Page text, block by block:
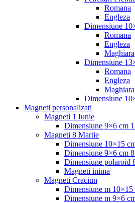
Romana
Engleza
Dimensiune
Romana
Engleza
Maghiara
Dimensiune
Romana
Engleza
Maghiara
Dimensiune
Magneti personalizati
Magneti 1 Iunie
Dimensiune 9×6 cm
Magneti 8 Martie
Dimensiune 10×15
Dimensiune 9×6 cm
Dimensiune polaroid
Magneti inima
Magneti Craciun
Dimensiune m 10×15
Dimensiune m 9×6